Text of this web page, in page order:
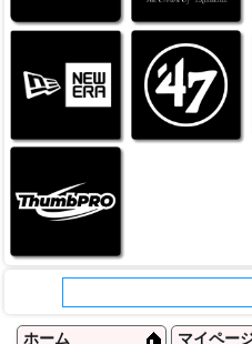
ホーム マイペー